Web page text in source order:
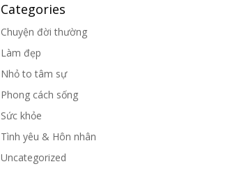
Categories
Chuyện đời thường
Làm đẹp
Nhỏ to tâm sự
Phong cách sống
Sức khỏe
Tình yêu & Hôn nhân
Uncategorized